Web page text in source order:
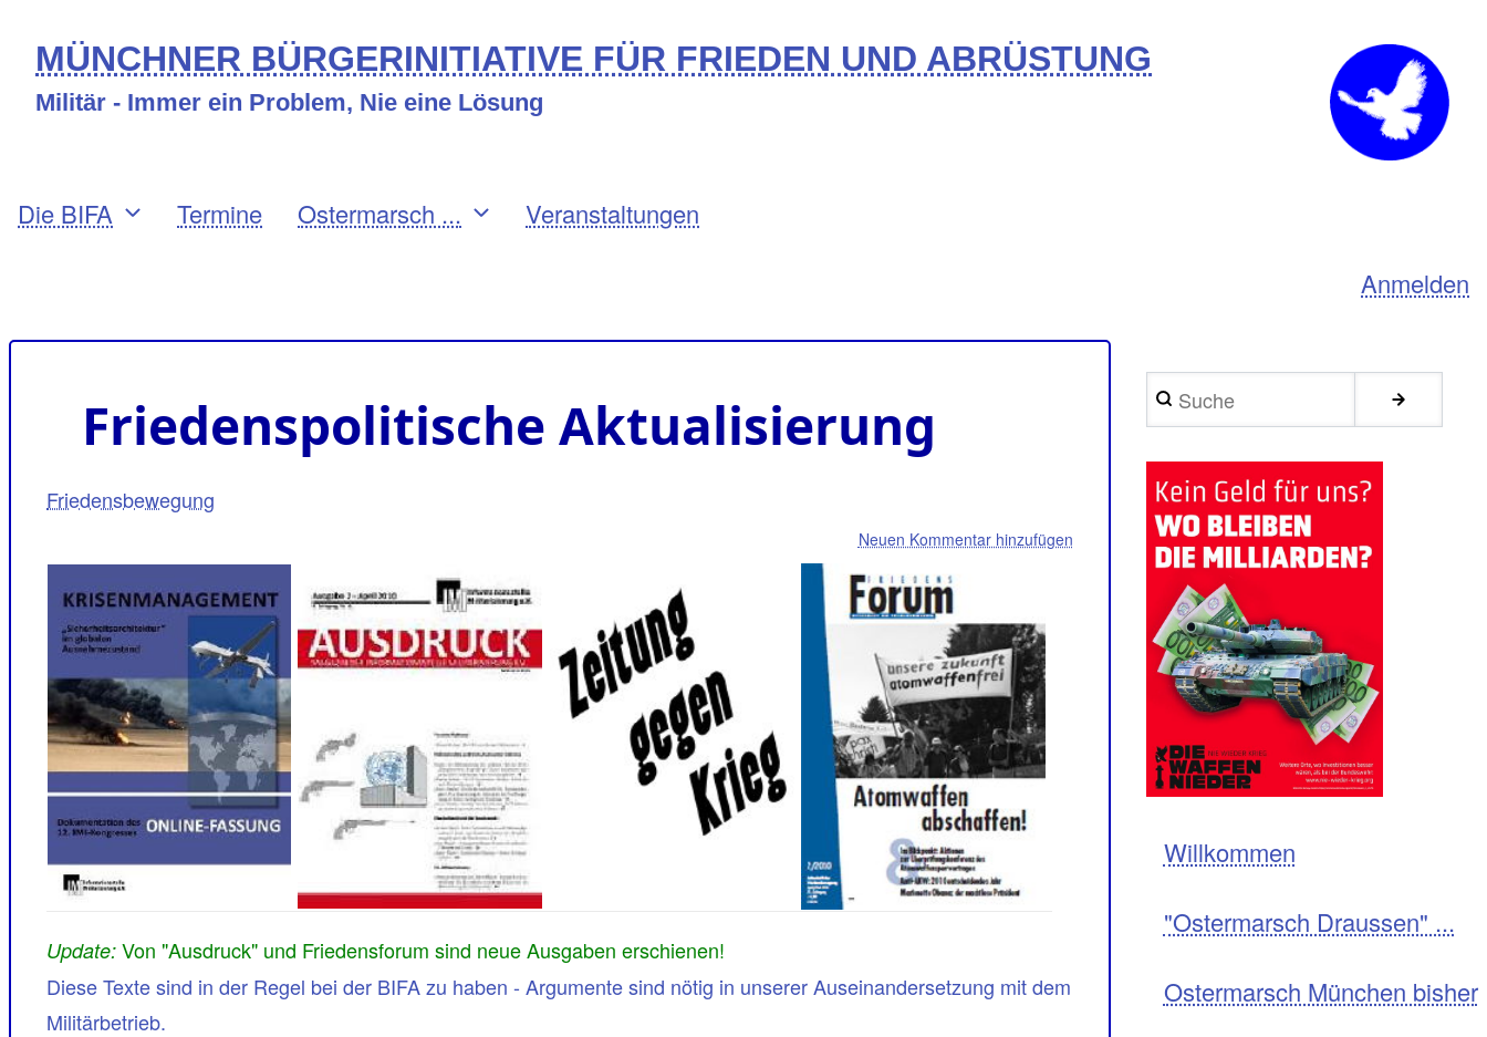
Direkt
zum
Inhalt
MÜNCHNER BÜRGERINITIATIVE FÜR FRIEDEN UND ABRÜSTUNG
Militär - Immer ein Problem, Nie eine Lösung
Primary
Die BIFA Termine Ostermarsch ... Veranstaltungen
Anmelden
Friedenspolitische Aktualisierung
Friedensbewegung
Neuen Kommentar hinzufügen
Update: Von "Ausdruck" und Friedensforum sind neue Ausgaben erschienen!
Diese Texte sind in der Regel bei der BIFA zu haben - Argumente sind nötig in unserer Auseinandersetzung mit dem
Militärbetrieb.
Suche
Navigation
Willkommen
"Ostermarsch Draussen" ...
Ostermarsch München bisher